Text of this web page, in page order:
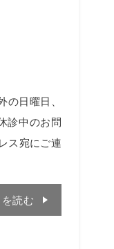
日曜日、
診中のお問
ス宛にご連
読む